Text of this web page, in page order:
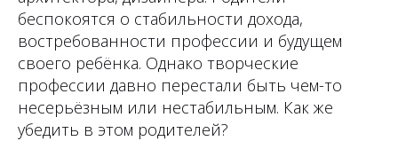
беспокоятся о стабильности дохода,
востребованности профессии и будущем
своего ребёнка. Однако творческие
профессии давно перестали быть чем-то
несерьёзным или нестабильным. Как же
убедить в этом родителей?